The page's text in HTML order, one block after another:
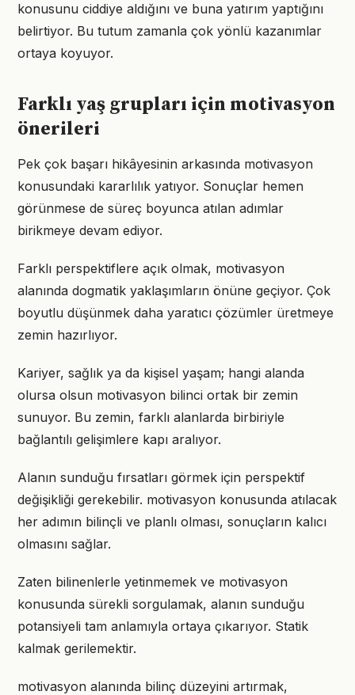
konusunu ciddiye aldığını ve buna yatırım yaptığını
belirtiyor. Bu tutum zamanla çok yönlü kazanımlar
ortaya koyuyor.
Farklı yaş grupları için motivasyon
önerileri
Pek çok başarı hikâyesinin arkasında motivasyon
konusundaki kararlılık yatıyor. Sonuçlar hemen
görünmese de süreç boyunca atılan adımlar
birikmeye devam ediyor.
Farklı perspektiflere açık olmak, motivasyon
alanında dogmatik yaklaşımların önüne geçiyor. Çok
boyutlu düşünmek daha yaratıcı çözümler üretmeye
zemin hazırlıyor.
Kariyer, sağlık ya da kişisel yaşam; hangi alanda
olursa olsun motivasyon bilinci ortak bir zemin
sunuyor. Bu zemin, farklı alanlarda birbiriyle
bağlantılı gelişimlere kapı aralıyor.
Alanın sunduğu fırsatları görmek için perspektif
değişikliği gerekebilir. motivasyon konusunda atılacak
her adımın bilinçli ve planlı olması, sonuçların kalıcı
olmasını sağlar.
Zaten bilinenlerle yetinmemek ve motivasyon
konusunda sürekli sorgulamak, alanın sunduğu
potansiyeli tam anlamıyla ortaya çıkarıyor. Statik
kalmak gerilemektir.
motivasyon alanında bilinç düzeyini artırmak,